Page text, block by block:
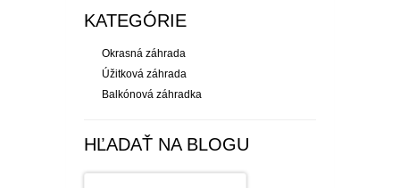
KATEGÓRIE
Okrasná záhrada
Úžitková záhrada
Balkónová záhradka
HĽADAŤ NA BLOGU